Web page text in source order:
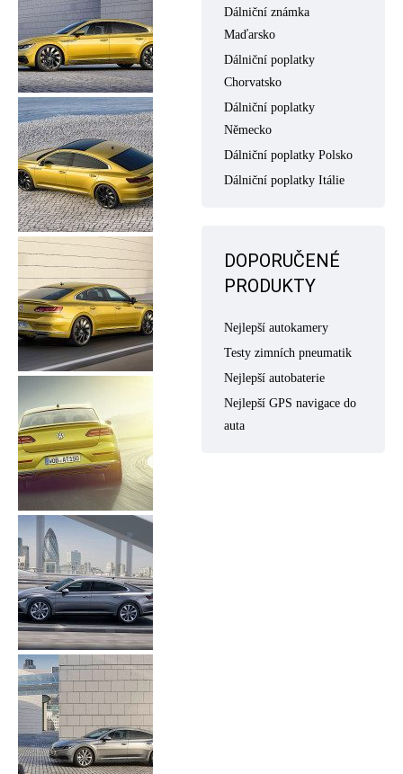
Dálniční známka
Maďarsko
Dálniční poplatky
Chorvatsko
Dálniční poplatky
Německo
Dálniční poplatky Polsko
Dálniční poplatky Itálie
DOPORUČENÉ
PRODUKTY
Nejlepší autokamery
Testy zimních pneumatik
Nejlepší autobaterie
Nejlepší GPS navigace do
auta